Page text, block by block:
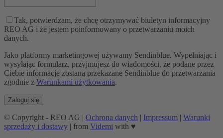
Tak, potwierdzam, że chcę otrzymywać biuletyn informacyjny
REO AG i że jestem poinformowany o przetwarzaniu moich
danych.
Jako platformy marketingowej używamy Sendinblue. Wypełniając i
wysyłając formularz, przyjmujesz do wiadomości, że podane przez
Ciebie informacje zostaną przekazane Sendinblue do przetwarzania
zgodnie z Warunkami użytkowania.
© Copyright - REO AG | Ochrona danych | Impressum | Warunki
sprzedaży i dostawy | from Videmi with ♥︎